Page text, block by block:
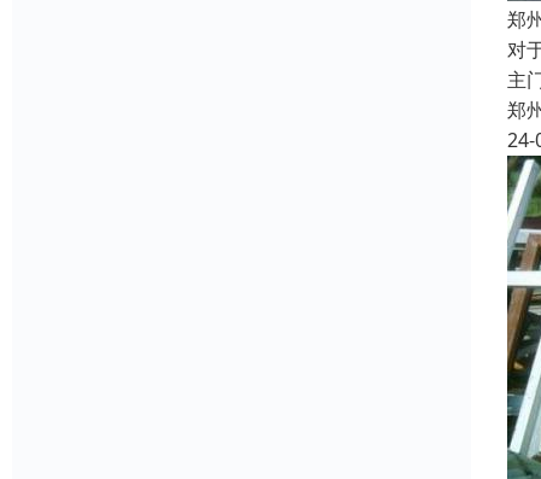
郑
对
主
郑
24-